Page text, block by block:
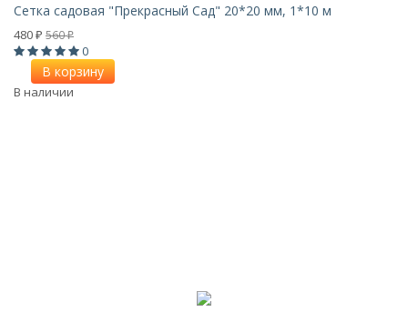
Сетка садовая "Прекрасный Сад" 20*20 мм, 1*10 м
480 ₽ 560₽
0
В корзину
В наличии